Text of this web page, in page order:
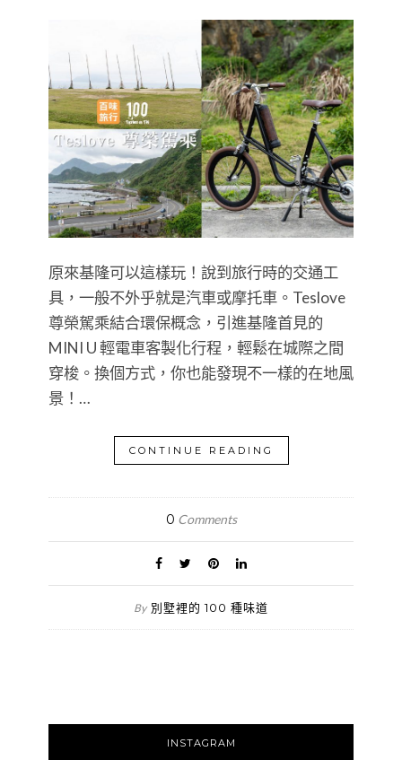
原來基隆可以這樣玩！說到旅行時的交通工
具，一般不外乎就是汽車或摩托車。Teslove
尊榮駕乘結合環保概念，引進基隆首見的
MINI U 輕電車客製化行程，輕鬆在城際之間
穿梭。換個方式，你也能發現不一樣的在地風
景！…
CONTINUE READING
0 Comments
By 別墅裡的 100 種味道
INSTAGRAM